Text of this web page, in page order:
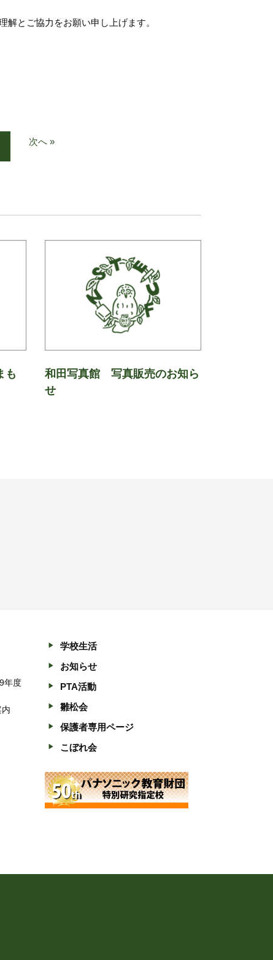
とご協力をお願い申し上げます。
次へ »
も
和田写真館 写真販売のお知ら
せ
年度
学校生活
お知らせ
PTA活動
雛松会
保護者専用ページ
こぼれ会